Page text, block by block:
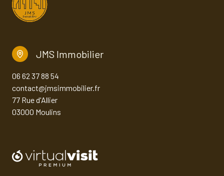
JMS Immobilier
06 62 37 88 54
contact@jmsimmobilier.fr
77 Rue d'Allier
03000 Moulins